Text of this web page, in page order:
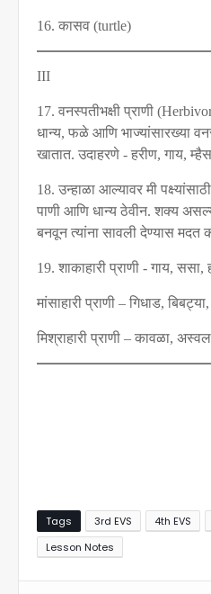
16. कासव (turtle)
III
17. वनस्पतीभक्षी प्राणी (
धान्य, फळे आणि भाज्यांसारख्या
खातात. उदाहरणे - हरीण, गाय, म्हैस
18. उन्हाळा आल्यावर मी
पाणी आणि धान्य ठेवीन. शक्य
बनवून त्यांना सावली देण्यास मदत
19. शाकाहारी प्राणी - गाय, ससा,
मांसाहारी प्राणी – गिधाड, बिबट्या,
मिश्राहारी प्राणी – कावळा, अस्वल
Tags 3rd EVS 4th EVS
Lesson Notes